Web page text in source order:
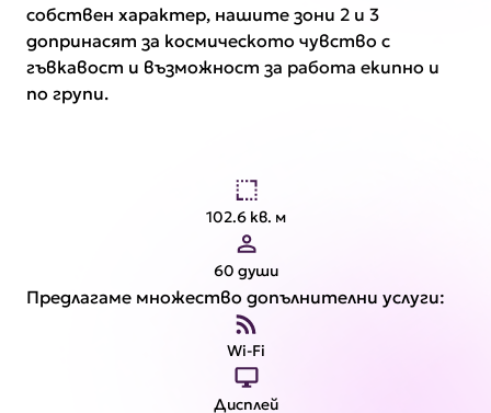
собствен характер, нашите зони 2 и 3
допринасят за космическото чувство с
гъвкавост и възможност за работа екипно и
по групи.
102.6 кв. м
60 души
Предлагаме множество допълнителни услуги:
Wi-Fi
Дисплей